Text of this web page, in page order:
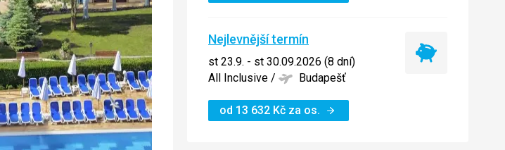
Nejlevnější termín
st 23.9. - st 30.09.2026 (8 dní)
All Inclusive / Budapešť
od 13 632 Kč za os.
Nejlevnější